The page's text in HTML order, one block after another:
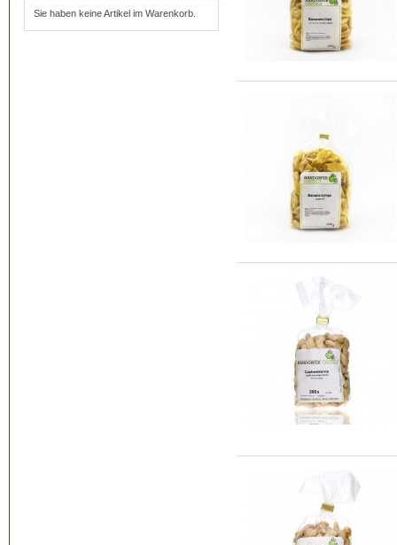
Sie haben keine Artikel im Warenkorb.